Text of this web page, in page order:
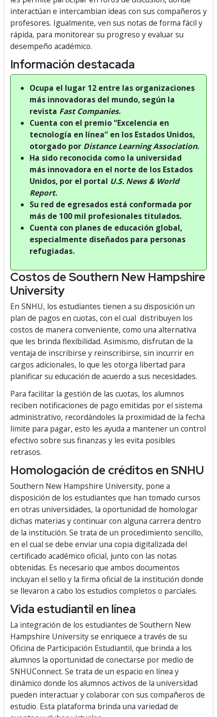
interactúan e intercambian ideas con sus compañeros y
profesores. Igualmente, ven sus notas de forma fácil y
rápida, para monitorear su progreso y evaluar su
desempeño académico.
Información destacada
Ocupa el lugar 12 entre las organizaciones
más innovadoras del mundo, según la
revista Fast Companies.
Cuenta con el premio “Excelencia en
tecnología en línea” en los Estados Unidos,
otorgado por Distance Learning Association.
Ha sido reconocida como la universidad
más innovadora en el norte de los Estados
Unidos, por el portal U.S. News & World
Report.
Su red de egresados está conformada por
más de 100 mil profesionales titulados.
Cuenta con planes de educación global,
especialmente diseñados para personas
refugiadas.
Costos de Southern New Hampshire
University
En SNHU, los estudiantes tienen a su disposición un
plan de pagos en cuotas, con el cual distribuyen los
costos de manera conveniente, como una alternativa
que les brinda flexibilidad. Asimismo, disfrutan de la
ventaja de inscribirse y reinscribirse, sin incurrir en
cargos adicionales, lo que les otorga libertad para
planificar su educación de acuerdo a sus necesidades.
Para facilitar la gestión de las cuotas, los alumnos
reciben notificaciones de pago emitidas por el sistema
administrativo, recordándoles la proximidad de la fecha
límite para pagar, esto les ayuda a mantener un control
efectivo sobre sus finanzas y les evita posibles
retrasos.
Homologación de créditos en SNHU
Southern New Hampshire University, pone a
disposición de los estudiantes que han tomado cursos
en otras universidades, la oportunidad de homologar
dichas materias y continuar con alguna carrera dentro
de la institución. Se trata de un procedimiento sencillo,
en el cual se debe enviar una copia digitalizada del
certificado académico oficial, junto con las notas
obtenidas. Es necesario que ambos documentos
incluyan el sello y la firma oficial de la institución donde
se llevaron a cabo los estudios completos o parciales.
Vida estudiantil en línea
La integración de los estudiantes de Southern New
Hampshire University se enriquece a través de su
Oficina de Participación Estudiantil, que brinda a los
alumnos la oportunidad de conectarse por medio de
SNHUConnect. Se trata de un espacio en línea y
dinámico donde los alumnos activos de la universidad
pueden interactuar y colaborar con sus compañeros de
estudio. Esta plataforma brinda una variedad de